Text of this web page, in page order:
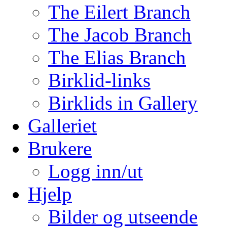
The Eilert Branch
The Jacob Branch
The Elias Branch
Birklid-links
Birklids in Gallery
Galleriet
Brukere
Logg inn/ut
Hjelp
Bilder og utseende